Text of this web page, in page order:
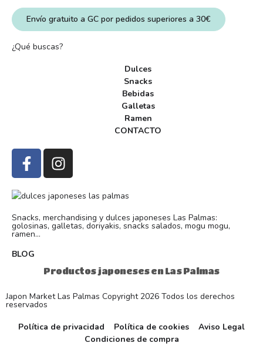
Snacks, merchandising y dulces japoneses Las Palmas:
golosinas, galletas, doriyakis, snacks salados, mogu mogu,
ramen...
BLOG
Productos japoneses en Las Palmas
¿Qué buscas?
Dulces
Snacks
Bebidas
Galletas
Ramen
CONTACTO
Envío gratuito a GC por pedidos superiores a 30€
Japon Market Las Palmas Copyright 2026 Todos los derechos
reservados
Política de privacidad
Política de cookies
Aviso Legal
Condiciones de compra